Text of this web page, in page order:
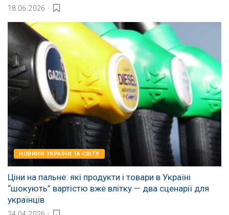
18.06.2026
НОВИНИ УКРАЇНИ ТА СВІТУ
Ціни на пальне: які продукти і товари в Україні
“шокують” вартістю вже влітку — два сценарії для
українців